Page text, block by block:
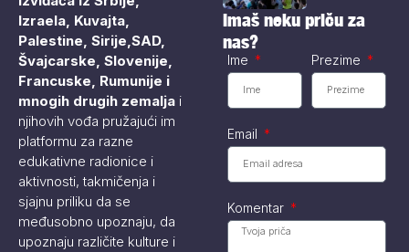
Izraela, Kuvajta,
Palestine, Sirije,SAD,
Švajcarske, Slovenije,
Francuske, Rumunije i
mnogih drugih zemalja i
njihovih vođa pružajući im
platformu za razne
edukativne radionice i
aktivnosti, takmičenja i
sjajnu priliku da se
međusobno upoznaju, da
upoznaju različite kulture i
je...
Imaš neku priču za
nas?
Ime Prezime
Email
Komentar